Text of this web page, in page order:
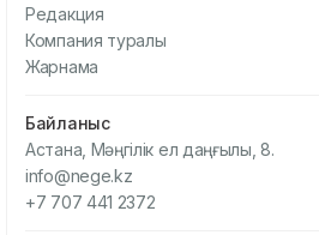
Редакция
Компания туралы
Жарнама
Байланыс
Астана, Мәңгілік ел даңғылы, 8.
info@nege.kz
+7 707 441 2372